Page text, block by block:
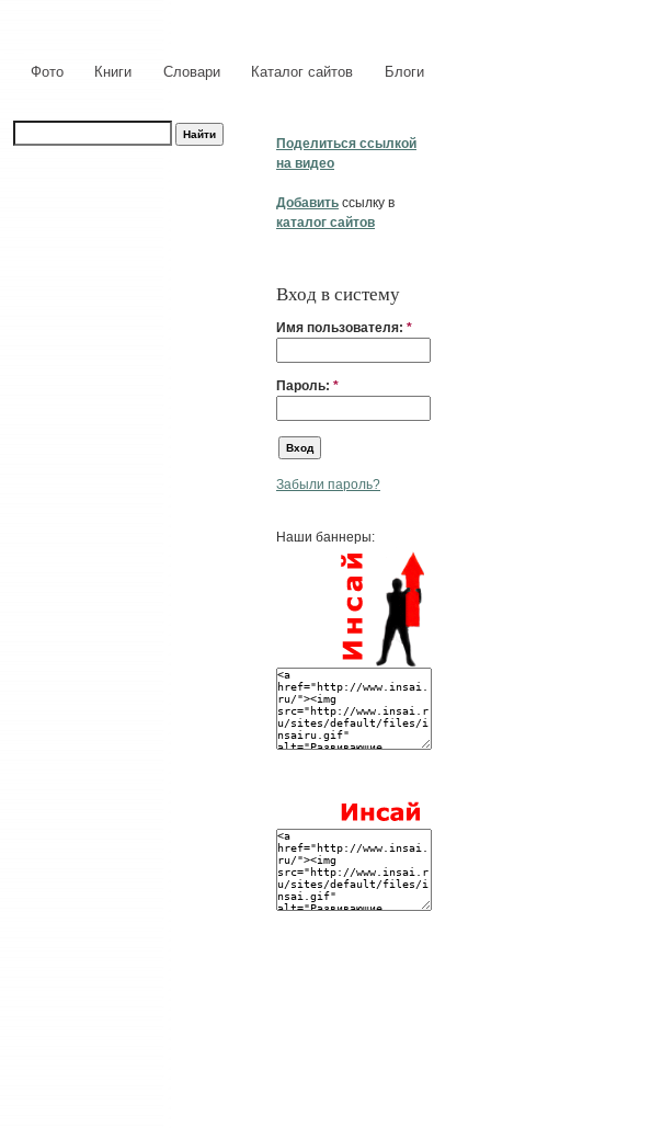
Фото Книги Словари Каталог сайтов Блоги
Поделиться ссылкой
на видео
Добавить ссылку в
каталог сайтов
Вход в систему
Имя пользователя: *
Пароль: *
Забыли пароль?
Наши баннеры: